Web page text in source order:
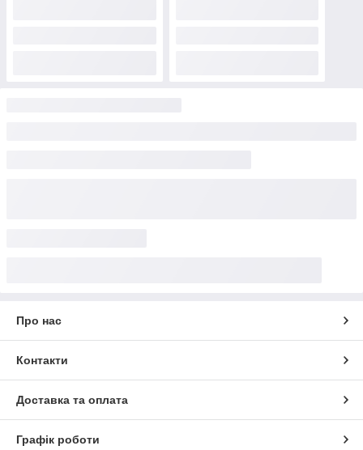
Про нас
Контакти
Доставка та оплата
Графік роботи